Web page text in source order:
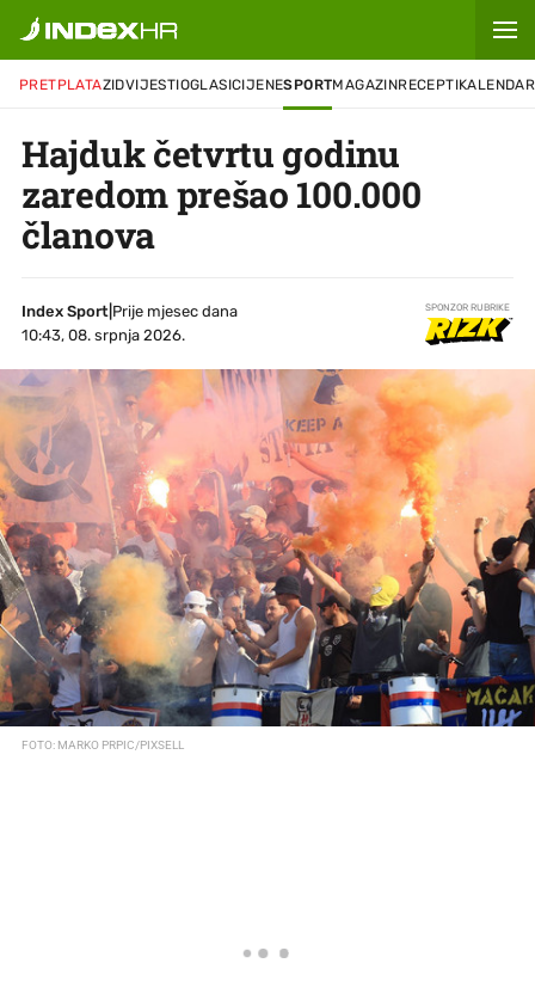
PRETPLATAZIDVIJESTIOGLASICIJENESPORTMAGAZINRECEPTIKALENDAR
Hajduk četvrtu godinu
zaredom prešao 100.000
članova
Index Sport
Prije mjesec dana
10:43, 08. srpnja 2026.
SPONZOR RUBRIKE
FOTO: MARKO PRPIC/PIXSELL